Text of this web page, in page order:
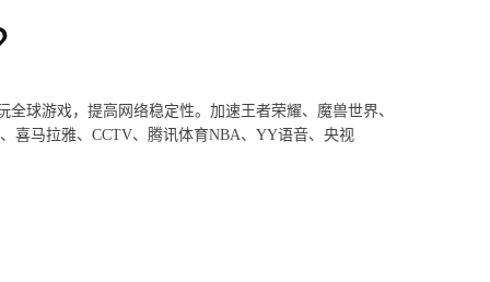
球游戏，提高网络稳定性。加速王者荣耀、魔兽世界、
喜马拉雅、CCTV、腾讯体育NBA、YY语音、央视